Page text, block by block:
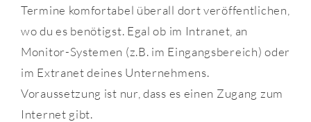
Termine komfortabel überall dort veröffentlichen,
wo du es benötigst. Egal ob im Intranet, an
Monitor-Systemen (z.B. im Eingangsbereich) oder
im Extranet deines Unternehmens.
Voraussetzung ist nur, dass es einen Zugang zum
Internet gibt.